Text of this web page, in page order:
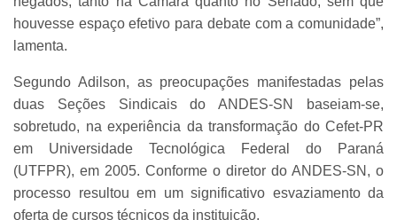
houvesse espaço efetivo para debate com a comunidade”,
lamenta.
Segundo Adilson, as preocupações manifestadas pelas
duas Seções Sindicais do ANDES-SN baseiam-se,
sobretudo, na experiência da transformação do Cefet-PR
em Universidade Tecnológica Federal do Paraná
(UTFPR), em 2005. Conforme o diretor do ANDES-SN, o
processo resultou em um significativo esvaziamento da
oferta de cursos técnicos da instituição.